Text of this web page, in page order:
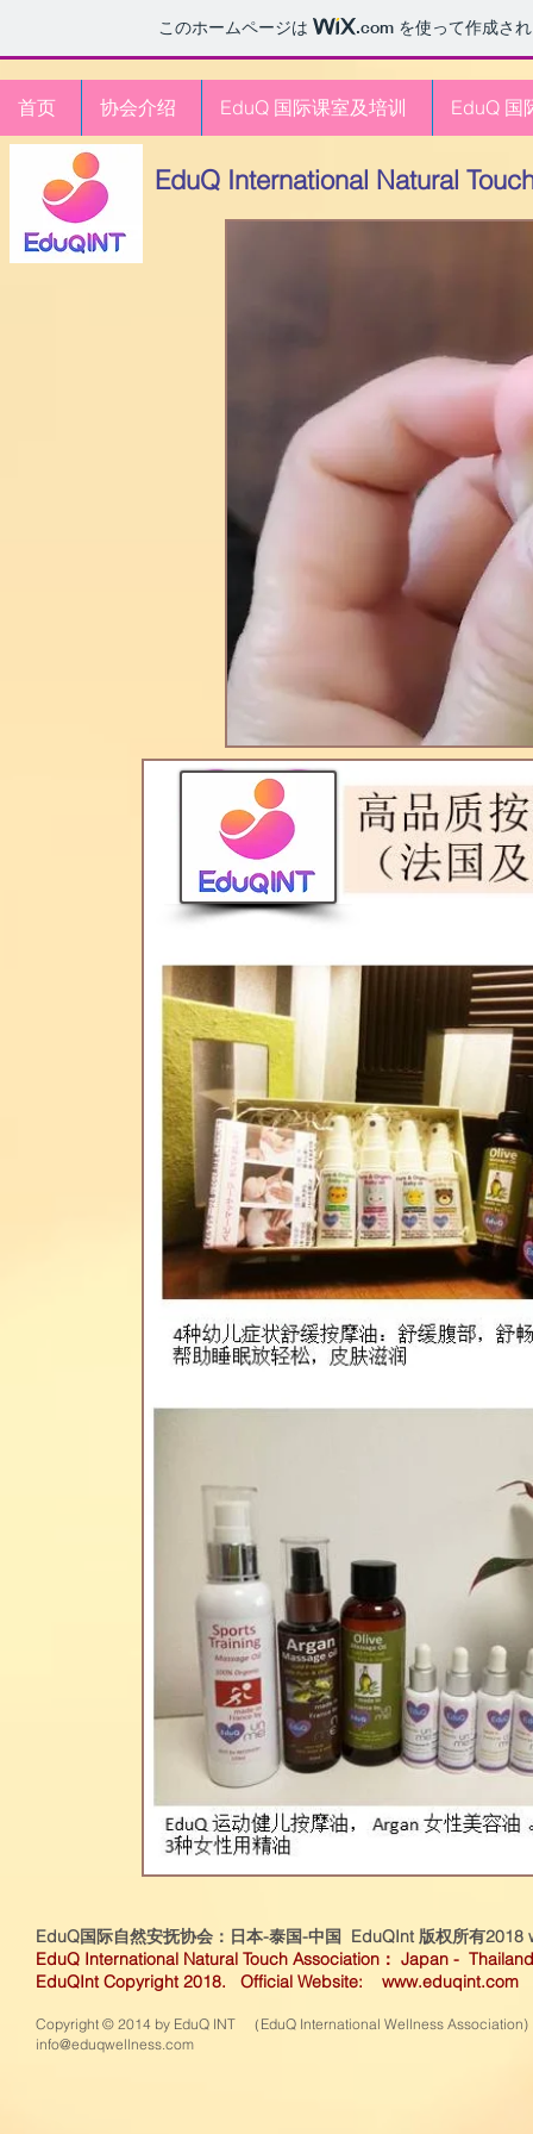
このホームページは .com を使って作成さ
首页 协会介绍 EduQ 国际课室及培训 EduQ 国
EduQ International Natural
EduQ国际自然安抚协会：日本-泰国-中国 EduQInt 版权所有2018
EduQ International Natural Touch Association： Japan -
EduQInt Copyright 2018. Official Website: www.eduqint.com
Copyright © 2014 by EduQ INT （EduQ International Wellness Association)
info@eduqwellness.com